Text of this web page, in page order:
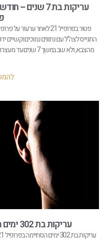
עריקות בת 7
התגייס לצה”ל עם נתונים נמוכים
מהצבא, ולא שב במשך
עריקות בת 302 ימים הסתיימה בפרופיל 21 וקנס